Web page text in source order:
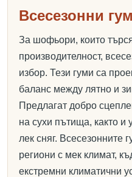
Всесезонни
За шофьори, които
производителност,
избор. Тези гуми са
баланс между лятно и
Предлагат добро
на сухи пътища, както и
лек сняг. Всесезонните
региони с мек климат,
екстремни климатични